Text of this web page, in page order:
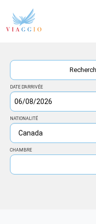
DATE D'ARRIVÉE
NATIONALITÉ
CHAMBRE